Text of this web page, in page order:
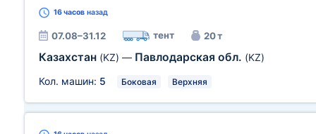
16 часов назад
07.08–31.12 тент 20 т
Казахстан (KZ) — Павлодарская обл. (KZ)
Кол. машин: 5 Боковая Верхняя